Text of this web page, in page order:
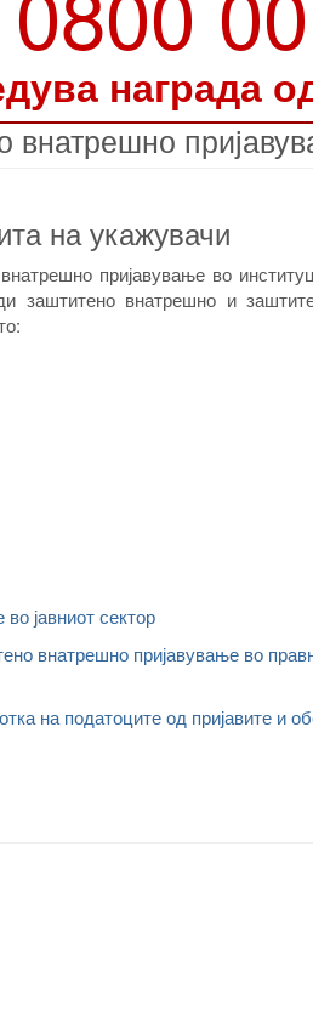
награда
внатрешно
на укажувачи
пријавување во
заштитено внатрешно и
јавниот сектор
внатрешно пријавување во
на податоците од пријавите и